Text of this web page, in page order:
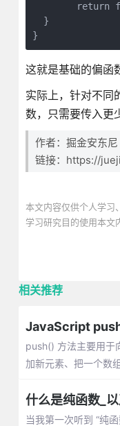
return
  }
这就是基础的偏函
实际上，针对不同
数，只需要传入更
作者：掘金安东尼
链接：https://
本文内容仅供个人学习
学习研究目的使用本文
相关推荐
JavaScript
push() 方法主要用于
加新元素、把一个数
什么是纯函数_
当我第一次听到 “纯